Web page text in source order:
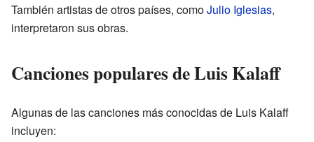
También artistas de otros países, comoJulio Iglesias,
interpretaron sus obras.
Canciones populares de Luis Kalaff
Algunas de las canciones más conocidas de Luis Kalaff
incluyen: